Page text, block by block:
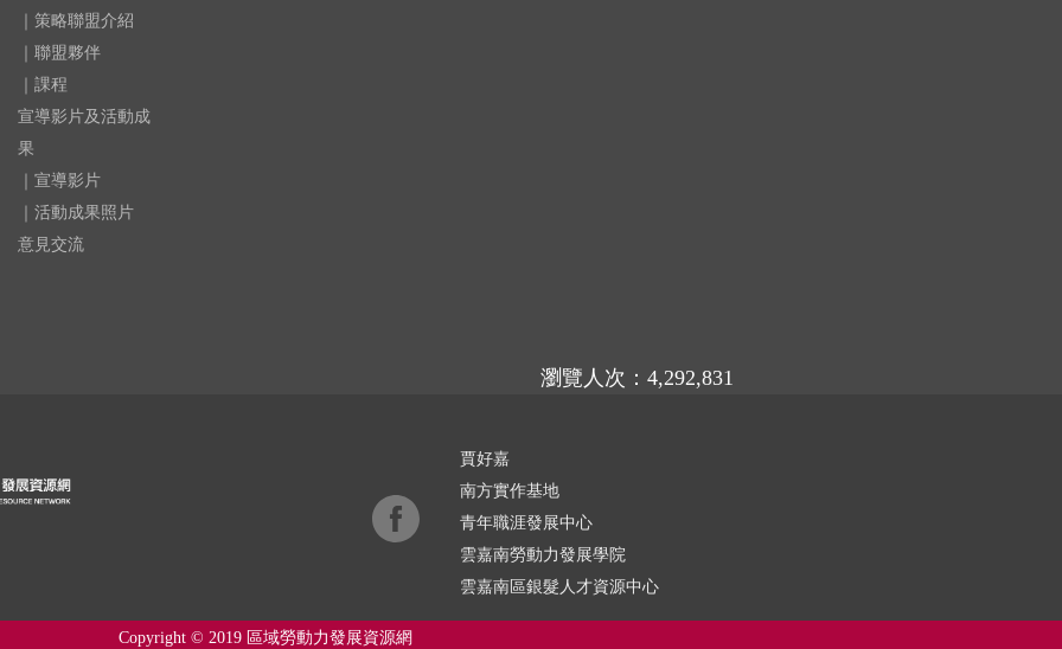
｜策略聯盟介紹
｜聯盟夥伴
｜課程
宣導影片及活動成
果
｜宣導影片
｜活動成果照片
意見交流
瀏覽人次：4,292,831
賈好嘉
南方實作基地
青年職涯發展中心
雲嘉南勞動力發展學院
雲嘉南區銀髮人才資源中心
Copyright © 2019 區域勞動力發展資源網